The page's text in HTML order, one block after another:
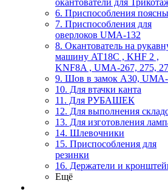
окантователи для
6. Приспособления
7. Приспособления для
оверлоков UMA-132
8. Окантователь на
машину AT18C , KHF 2 ,
KNF8A , UMA-267, 275,
9. Шов в замок А30,
10. Для втачки канта
11. Для РУБАШЕК
12. Для выполнения
13. Для изготовления
14. Шлевочники
15. Приспособления для
резинки
16. Держатели и
Ещё